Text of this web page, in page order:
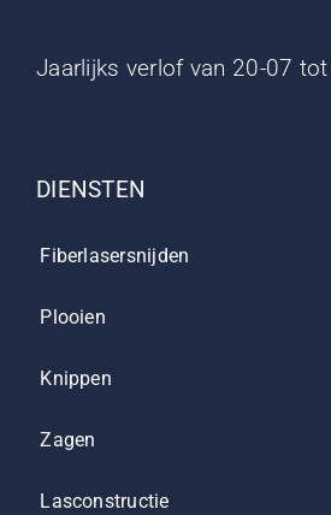
Jaarlijks verlof van 20-07
DIENSTEN
Fiberlasersnijden
Plooien
Knippen
Zagen
Lasconstructie